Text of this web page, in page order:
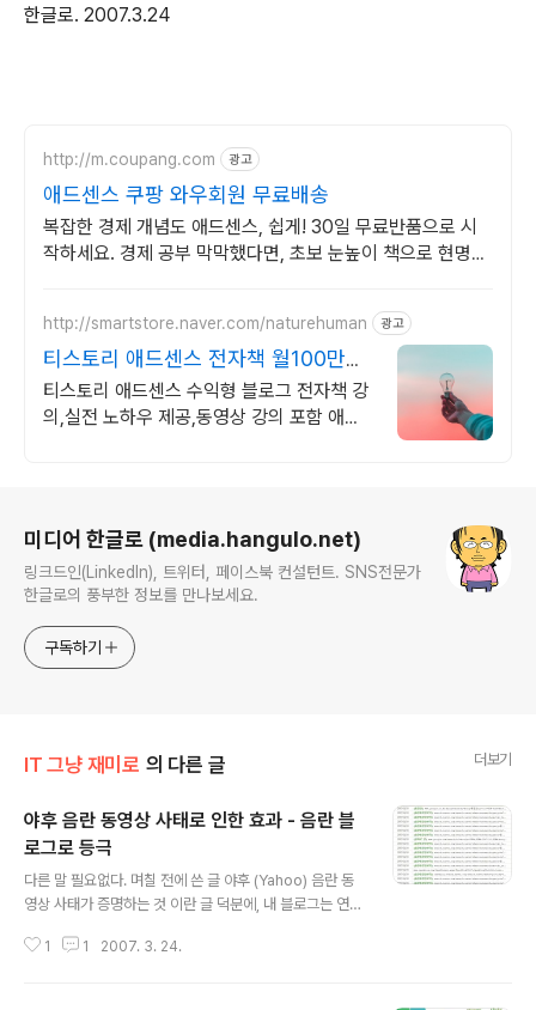
한글로. 2007.3.24
http://m.coupang.com 광고
애드센스 쿠팡 와우회원 무료배송
복잡한 경제 개념도 애드센스, 쉽게! 30일 무료반품으로 시
작하세요. 경제 공부 막막했다면, 초보 눈높이 책으로 현명한
http://smartstore.naver.com/naturehuman 광고
티스토리 애드센스 전자책 월100만원
고정 수익발생!
티스토리 애드센스 수익형 블로그 전자책 강
의,실전 노하우 제공,동영상 강의 포함 애드
미디어 한글로 (media.hangulo.net)
링크드인(LinkedIn), 트위터, 페이스북 컨설턴트. SNS전문가
한글로의 풍부한 정보를 만나보세요.
구독하기
IT 그냥 재미로 의 다른 글 더보기
야후 음란 동영상 사태로 인한 효과 - 음란 블
로그로 등극
다른 말 필요없다. 며칠 전에 쓴 글 야후 (Yahoo) 음란 동
영상 사태가 증명하는 것 이란 글 덕분에, 내 블로그는 연일
루고 있다. 순위 개수 키워드명 1. 518 음란동영상보기 2.
1 1 2007. 3. 24.